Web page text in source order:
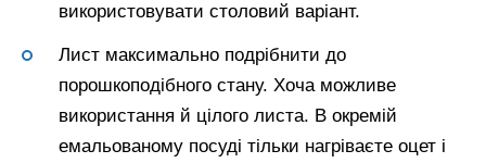
використовувати столовий варіант.
Лист максимально подрібнити до
порошкоподібного стану. Хоча можливе
використання й цілого листа. В окремій
емальованому посуді тільки нагріваєте оцет і